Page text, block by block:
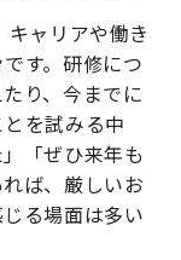
ャリアや働き
す。研修につ
り、今までに
を試みる中
「ぜひ来年も
ば、厳しいお
る場面は多い